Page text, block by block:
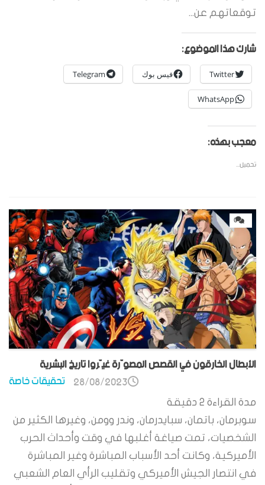
توقعاتهم عن...
شارك هذا الموضوع:
Twitter فيس بوك Telegram
WhatsApp
معجب بهذه:
تحميل...
0
الأبطال الخارقون في القصص المصوّرة غيّروا تاريخ البشرية
تحقيقات خاصة 28/08/2023
مدة القراءة 2 دقيقة
سوبرمان، باتمان، سبايدرمان، وندر وومن، وغيرها الكثير من
الشخصيات، تمت صياغة أغلبها في وقت وأحداث الحرب
الأميركية، وكانت أحد الأسباب المباشرة وغير المباشرة
في انتصار الجيش الأميركي وتقليب الرأي العام الشعبي